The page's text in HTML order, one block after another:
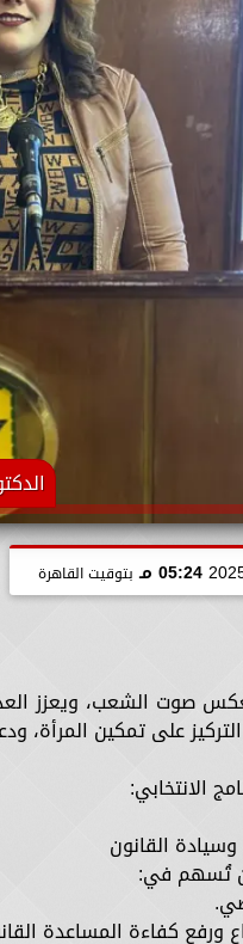
05:24 مـ بتوقيت القاهرة
صوت الشعب، ويعزز
التركيز على تمكين
الانتخابي:
وسيادة القانون
تُسهم في:
كفاءة المساعدة